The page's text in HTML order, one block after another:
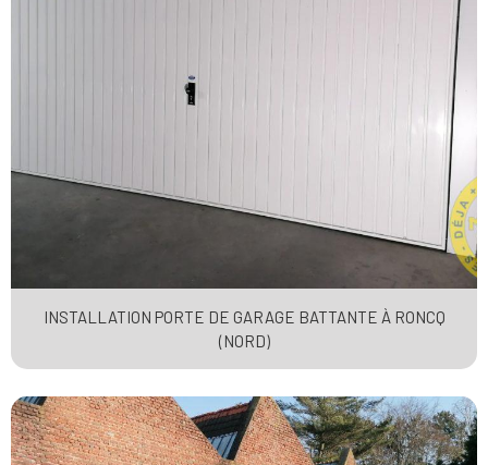
INSTALLATION PORTE DE GARAGE BATTANTE À RONCQ
(NORD)